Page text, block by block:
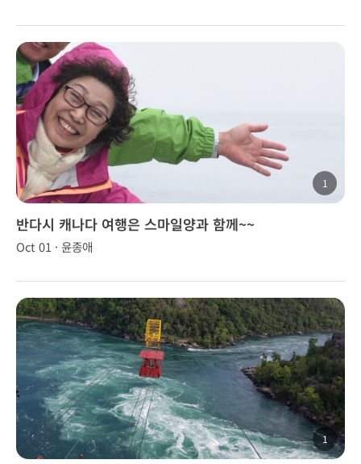
1
반다시 캐나다 여행은 스마일양과 함께~~
Oct 01 · 윤종애
1